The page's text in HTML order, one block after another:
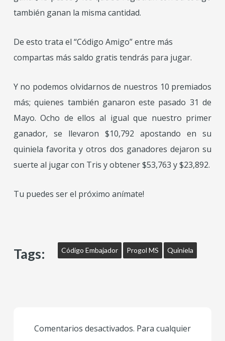
también ganan la misma cantidad.
De esto trata el “Código Amigo” entre más
compartas más saldo gratis tendrás para jugar.
Y no podemos olvidarnos de nuestros 10 premiados
más; quienes también ganaron este pasado 31 de
Mayo. Ocho de ellos al igual que nuestro primer
ganador, se llevaron $10,792 apostando en su
quiniela favorita y otros dos ganadores dejaron su
suerte al jugar con Tris y obtener $53,763 y $23,892.
Tu puedes ser el próximo anímate!
Tags: Código Embajador Progol MS Quiniela
Comentarios desactivados. Para cualquier